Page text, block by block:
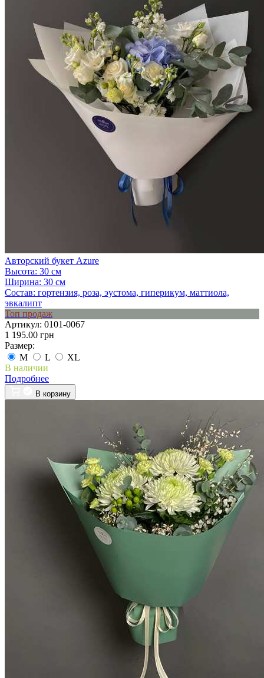
Авторский букет Azure
Высота: 30 см
Ширина: 30 см
Состав: гортензия, роза, эустома, гиперикум, маттиола,
эвкалипт
Топ продаж
Артикул: 0101-0067
1 195.00 грн
Размер:
M
L
XL
В наличии
Подробнее
В корзину